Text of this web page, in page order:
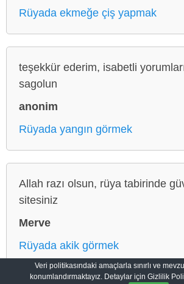
Rüyada ekmeğe çiş yapmak
teşekkür ederim, isabetli
sagolun
anonim
Rüyada yangın görmek
Allah razı olsun, rüya tabirinde
sitesiniz
Merve
Rüyada akik görmek
Veri politikasındaki amaçlarla sınırlı ve
konumlandırmaktayız. Detaylar için Gizlilik